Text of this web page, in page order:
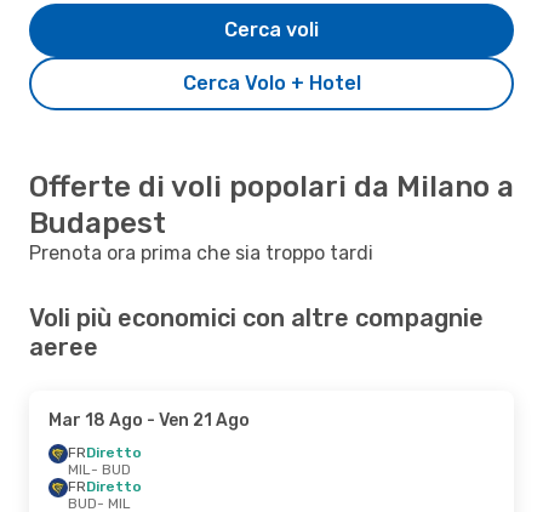
Cerca Volo + Hotel
Cerca voli
Offerte di voli popolari da Milano a
Budapest
Prenota ora prima che sia troppo tardi
Voli più economici con altre compagnie
aeree
Mar 18 Ago - Ven 21 Ago
FRDiretto
MIL- BUD
FRDiretto
BUD- MIL